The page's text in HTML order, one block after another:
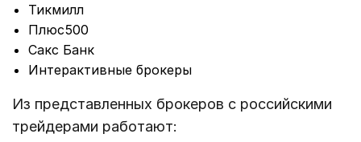
Тикмилл
Плюс500
Сакс Банк
Интерактивные брокеры
Из представленных брокеров с российскими
трейдерами работают: